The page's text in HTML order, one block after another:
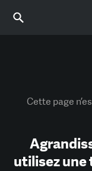
Cette page
utilisez une